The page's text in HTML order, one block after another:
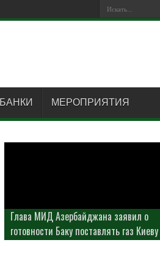
БАНКИ МЕРОПРИЯТИЯ
Глава МИД Азербайджана заявил о
готовности Баку поставлять газ Киеву